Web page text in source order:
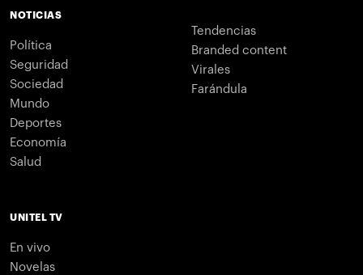
NOTICIAS
Política
Seguridad
Sociedad
Mundo
Deportes
Economía
Salud
Tendencias
Branded content
Virales
Farándula
UNITEL TV
En vivo
Novelas